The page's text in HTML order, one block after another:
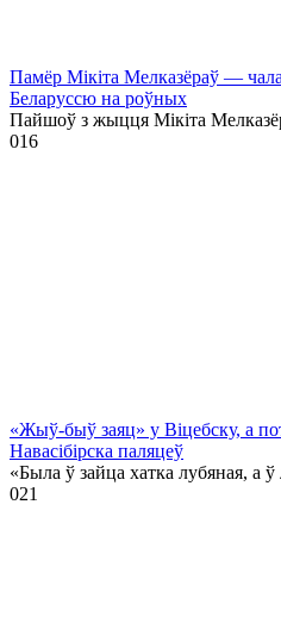
Памёр Мікіта Мелказёраў —
Беларуссю на роўных
Пайшоў з жыцця Мікіта
016
«Жыў-быў заяц» у Віцебску, а
Навасібірска паляцеў
«Была ў зайца хатка лубяная, а
021